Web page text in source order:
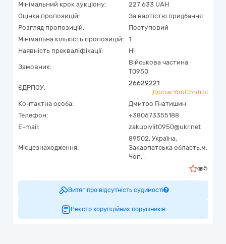
Мінімальний крок аукціону:
227 633 UAH
Оцінка пропозицій:
За вартістю придбання
Розгляд пропозицій:
Поступовий
Мінімальна кількість пропозицій:
1
Наявність прекваліфікації:
Ні
Замовник:
Військова частина
Т0950
ЄДРПОУ:
26629221
Досьє YouControl
Контактна особа:
Дмитро Гнатишин
Телефон:
+380673355188
E-mail:
zakupivlit0950@ukr.net
Місцезнаходження:
89502, Україна,
Закарпатська область,м.
Чоп, -
5
Витяг про відсутність судимості
Реєстр корупційних порушників